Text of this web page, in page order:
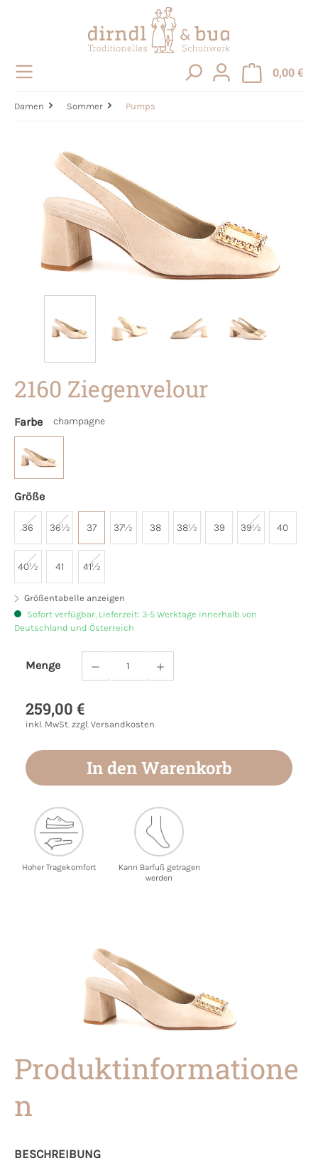
0,00 €
Damen Sommer Pumps
2160 Ziegenvelour
Farbe champagne
Größe
36 36½ 37 37½ 38 38½ 39 39½ 40
40½ 41 41½
Größentabelle anzeigen
Sofort verfügbar, Lieferzeit: 3-5 Werktage innerhalb von
Deutschland und Österreich
Menge
Produkt Anzahl: Gib den gewünschten
259,00 €
inkl. MwSt. zzgl. Versandkosten
In den Warenkorb
Hoher Tragekomfort
Kann Barfuß getragen
werden
Produktinformatione
n
BESCHREIBUNG